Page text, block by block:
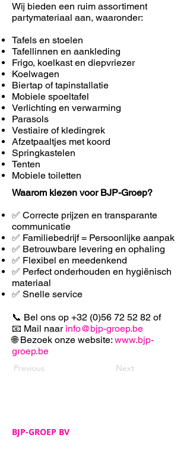
Wij bieden een ruim assortiment
partymateriaal aan, waaronder:
Tafels en stoelen
Tafellinnen en aankleding
Frigo, koelkast en diepvriezer
Koelwagen
Biertap of tapinstallatie
Mobiele spoeltafel
Verlichting en verwarming
Parasols
Vestiaire of kledingrek
Afzetpaaltjes met koord
Springkastelen
Tenten
Mobiele toiletten
Waarom kiezen voor BJP-Groep?
✅ Correcte prijzen en transparante
communicatie
✅ Familiebedrijf = Persoonlijke aanpak
✅ Betrouwbare levering en ophaling
✅ Flexibel en meedenkend
✅ Perfect onderhouden en hygiënisch
materiaal
✅ Snelle service
📞 Bel ons op +32 (0)56 72 52 82 of
📧 Mail naar info@bjp-groep.be
🌐 Bezoek onze website: www.bjp-
groep.be
Previous Next
BJP-GROEP BV